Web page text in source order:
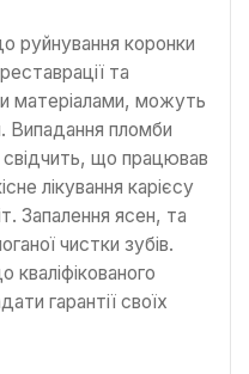
руйнування коронки
та
матеріалами, можуть
Випадання пломби
свідчить, що працював
лікування карієсу
Запалення ясен, та
чистки зубів.
гарантії своїх